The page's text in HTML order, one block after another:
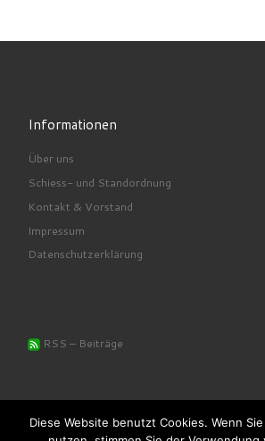
Informationen
Über uns
Schiess- und Standordnung
Kontakt & Vorstand
Impressum
Datenschutzerklärung
RSS – Beiträge
Diese Website benutzt Cookies. Wenn